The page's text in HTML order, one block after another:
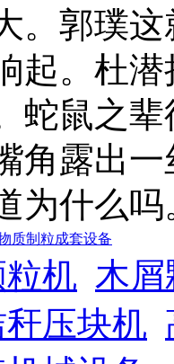
。郭璞
起。杜
蛇鼠之
角露出
为什么
质制粒成套设备
机 木屑
压块机